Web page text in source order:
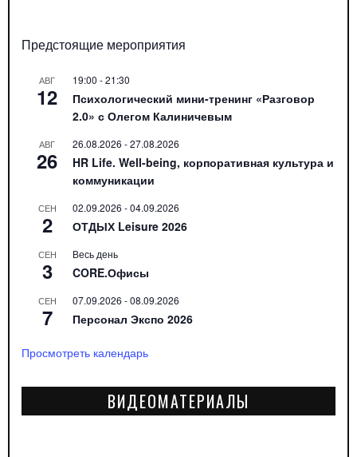
Предстоящие мероприятия
АВГ
12
19:00 -21:30
Психологический мини-тренинг «Разговор
2.0» с Олегом Калиничевым
АВГ
26
26.08.2026 -27.08.2026
HR Life. Well-being, корпоративная культура и
коммуникации
СЕН
2
02.09.2026 -04.09.2026
ОТДЫХ Leisure 2026
СЕН
3
Весь день
CORE.Офисы
СЕН
7
07.09.2026 -08.09.2026
Персонал Экспо 2026
Просмотреть календарь
ВИДЕОМАТЕРИАЛЫ